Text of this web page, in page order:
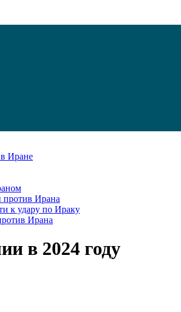
Иране
против Ирана
к удару по Ираку
Ирана
в 2024 году